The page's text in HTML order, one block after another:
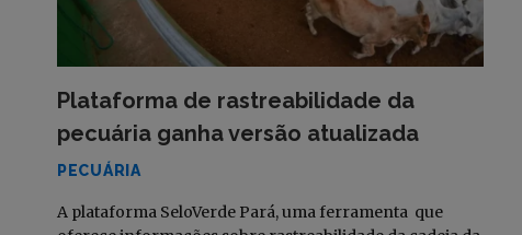
Plataforma de rastreabilidade da
pecuária ganha versão atualizada
PECUÁRIA
A plataforma SeloVerde Pará, uma ferramenta que